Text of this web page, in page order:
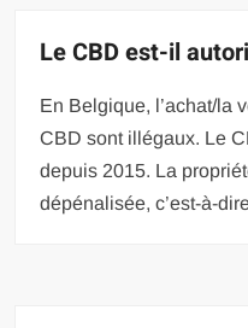
Le CBD est-il
En Belgique, l’achat/la
CBD sont illégaux. Le
depuis 2015. La
dépénalisée, c’est-à-